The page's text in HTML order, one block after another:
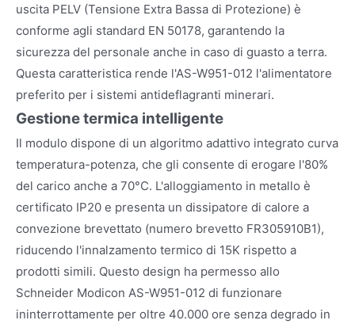
uscita PELV (Tensione Extra Bassa di Protezione) è
conforme agli standard EN 50178, garantendo la
sicurezza del personale anche in caso di guasto a terra.
Questa caratteristica rende l'AS-W951-012 l'alimentatore
preferito per i sistemi antideflagranti minerari.
Gestione termica intelligente
Il modulo dispone di un algoritmo adattivo integrato curva
temperatura-potenza, che gli consente di erogare l'80%
del carico anche a 70°C. L'alloggiamento in metallo è
certificato IP20 e presenta un dissipatore di calore a
convezione brevettato (numero brevetto FR305910B1),
riducendo l'innalzamento termico di 15K rispetto a
prodotti simili. Questo design ha permesso allo
Schneider Modicon AS-W951-012 di funzionare
ininterrottamente per oltre 40.000 ore senza degrado in